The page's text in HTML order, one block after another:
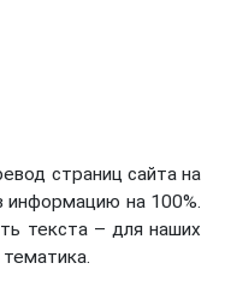
страниц сайта на
информацию на 100%.
текста – для наших